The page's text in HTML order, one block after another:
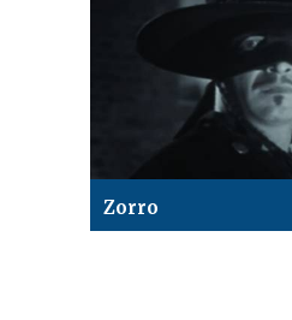
Zorro